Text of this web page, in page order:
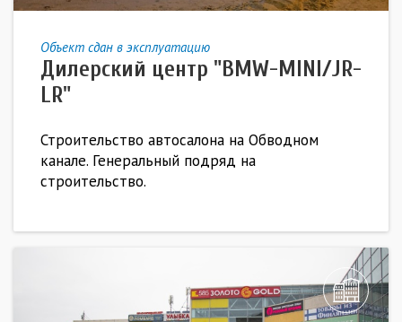
Объект сдан в эксплуатацию
Дилерский центр "BMW-MINI/JR-
LR"
Строительство автосалона на Обводном
канале. Генеральный подряд на
строительство.